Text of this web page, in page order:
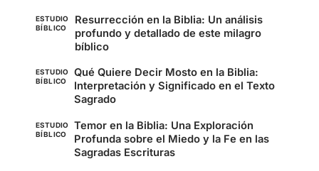
ESTUDIO
BÍBLICO
Resurrección en la Biblia: Un análisis
profundo y detallado de este milagro
bíblico
ESTUDIO
BÍBLICO
Qué Quiere Decir Mosto en la Biblia:
Interpretación y Significado en el Texto
Sagrado
ESTUDIO
BÍBLICO
Temor en la Biblia: Una Exploración
Profunda sobre el Miedo y la Fe en las
Sagradas Escrituras